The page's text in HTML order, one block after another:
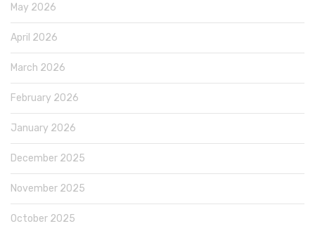
May 2026
April 2026
March 2026
February 2026
January 2026
December 2025
November 2025
October 2025